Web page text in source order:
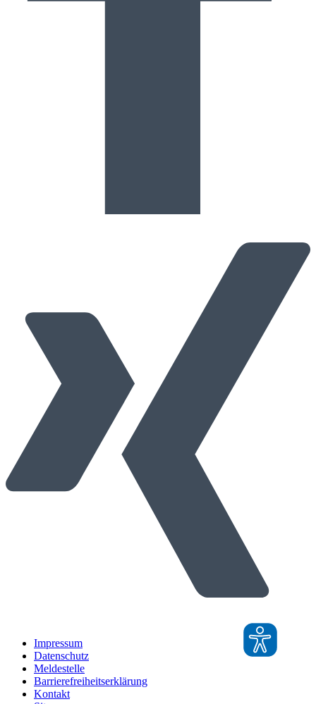
Impressum
Datenschutz
Meldestelle
Barrierefreiheitserklärung
Kontakt